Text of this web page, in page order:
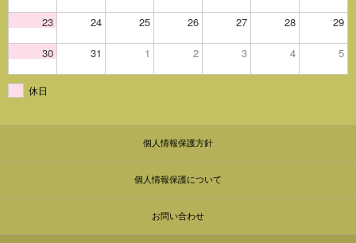
23 24 25 26 27 28 29
30 31 1 2 3 4 5
休日
個人情報保護方針
個人情報保護について
お問い合わせ